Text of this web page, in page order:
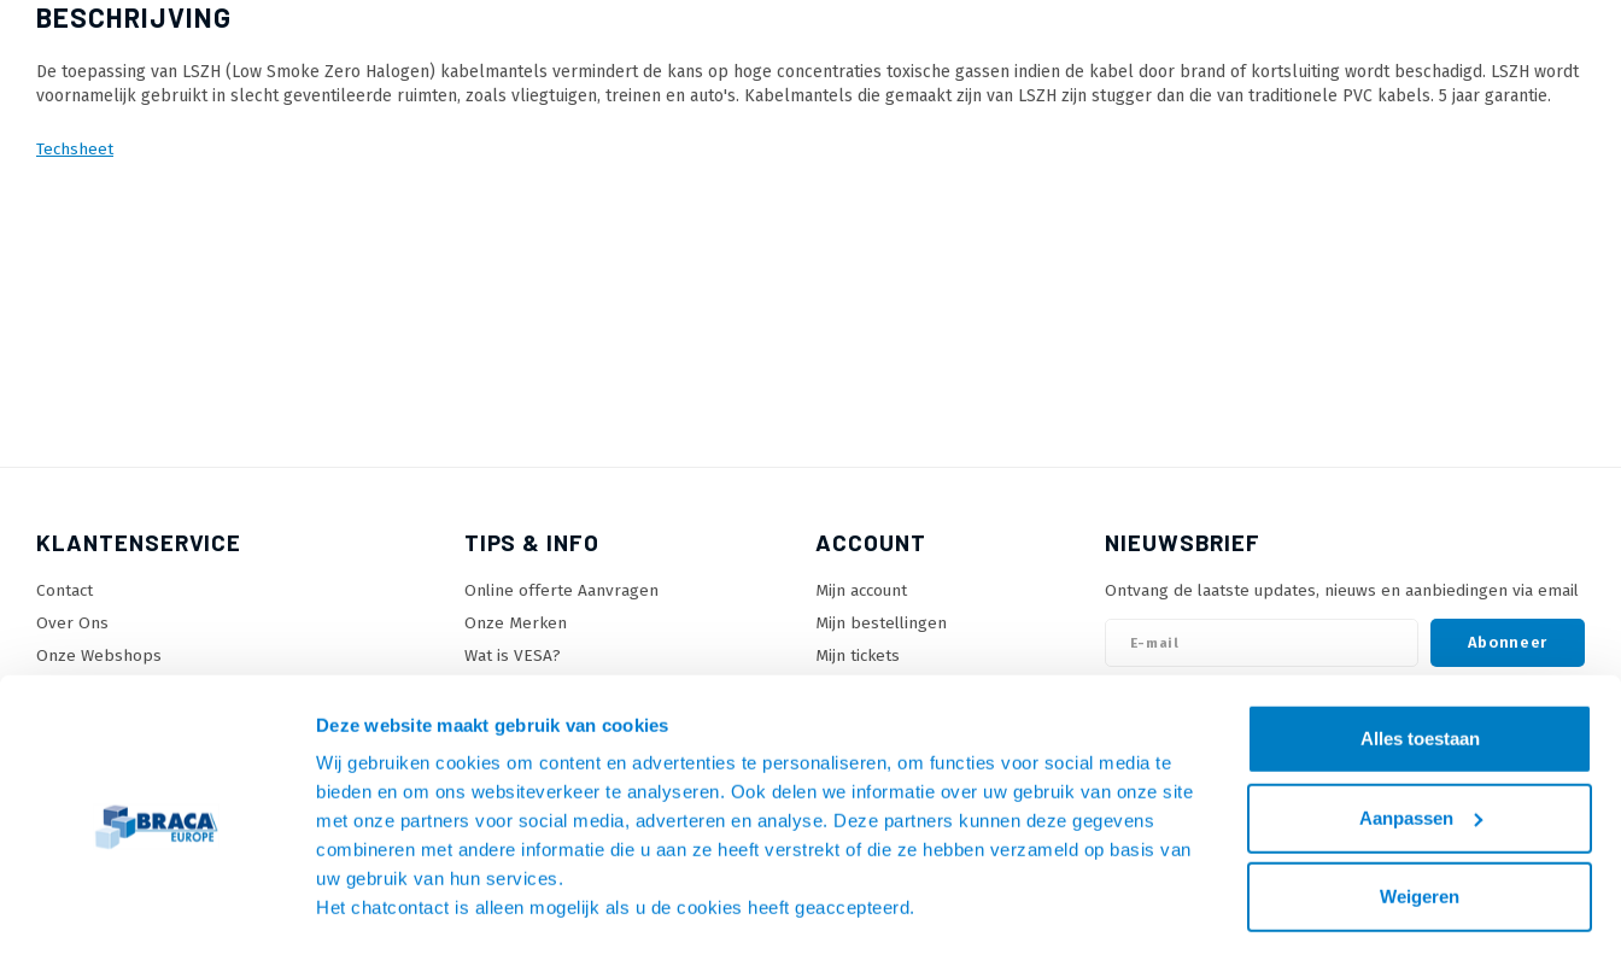
Deze website maakt gebruik van cookies
Wij gebruiken cookies om content en advertenties te personaliseren, om functies voor social media te
bieden en om ons websiteverkeer te analyseren. Ook delen we informatie over uw gebruik van onze site
met onze partners voor social media, adverteren en analyse. Deze partners kunnen deze gegevens
combineren met andere informatie die u aan ze heeft verstrekt of die ze hebben verzameld op basis van
uw gebruik van hun services.
Het chatcontact is alleen mogelijk als u de cookies heeft geaccepteerd.
Alles toestaan
Aanpassen
Weigeren
BESCHRIJVING
De toepassing van LSZH (Low Smoke Zero Halogen) kabelmantels vermindert de kans op hoge concentraties toxische gassen indien de kabel door brand of kortsluiting wordt beschadigd. LSZH wordt
voornamelijk gebruikt in slecht geventileerde ruimten, zoals vliegtuigen, treinen en auto's. Kabelmantels die gemaakt zijn van LSZH zijn stugger dan die van traditionele PVC kabels. 5 jaar garantie.
Techsheet
KLANTENSERVICE
Contact
Over Ons
Onze Webshops
Betaalmethoden en voorwaarden
Privacy policy
TIPS & INFO
Online offerte Aanvragen
Onze Merken
Wat is VESA?
TV standaard keuzehulp
TV lift keuzehulp
Monitorarm keuzehulp
SiteMap
ACCOUNT
Mijn account
Mijn bestellingen
Mijn tickets
NIEUWSBRIEF
Ontvang de laatste updates, nieuws en aanbiedingen via email
Abonneer